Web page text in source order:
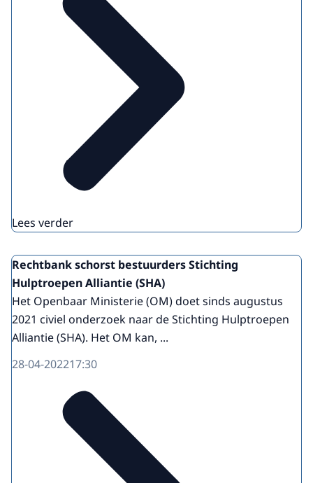
Lees verder
Rechtbank schorst bestuurders Stichting
Hulptroepen Alliantie (SHA)
Het Openbaar Ministerie (OM) doet sinds augustus
2021 civiel onderzoek naar de Stichting Hulptroepen
Alliantie (SHA). Het OM kan, ...
28-04-202217:30